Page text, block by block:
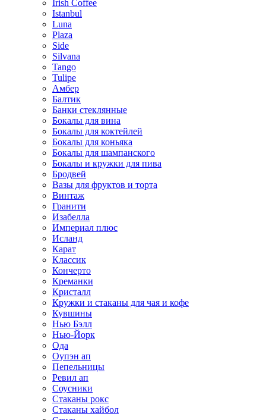
Irish Coffee
Istanbul
Luna
Plaza
Side
Silvana
Tango
Tulipe
Амбер
Балтик
Банки стеклянные
Бокалы для вина
Бокалы для коктейлей
Бокалы для коньяка
Бокалы для шампанского
Бокалы и кружки для пива
Бродвей
Вазы для фруктов и торта
Винтаж
Гранити
Изабелла
Империал плюс
Исланд
Карат
Классик
Кончерто
Креманки
Кристалл
Кружки и стаканы для чая и кофе
Кувшины
Нью Бэлл
Нью-Йорк
Ода
Оупэн ап
Пепельницы
Ревил ап
Соусники
Стаканы рокс
Стаканы хайбол